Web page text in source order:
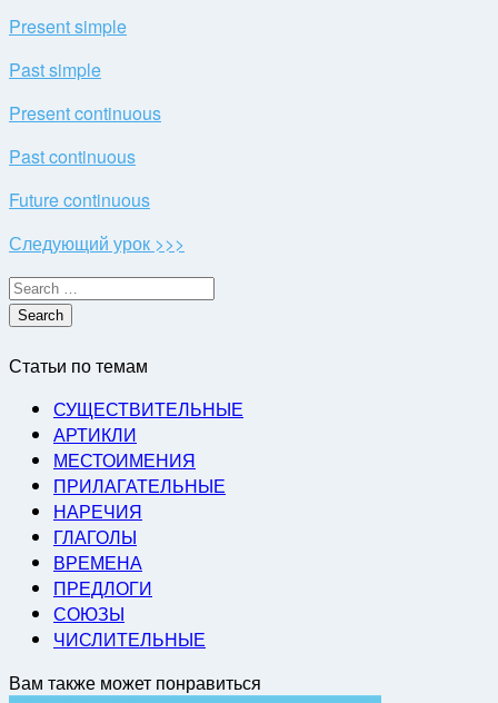
Present simple
Past simple
Present continuous
Past continuous
Future continuous
Следующий урок >>>
Search
for:
Статьи по темам
СУЩЕСТВИТЕЛЬНЫЕ
АРТИКЛИ
МЕСТОИМЕНИЯ
ПРИЛАГАТЕЛЬНЫЕ
НАРЕЧИЯ
ГЛАГОЛЫ
ВРЕМЕНА
ПРЕДЛОГИ
СОЮЗЫ
ЧИСЛИТЕЛЬНЫЕ
Вам также может понравиться